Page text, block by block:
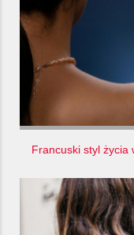
Francuski styl życia